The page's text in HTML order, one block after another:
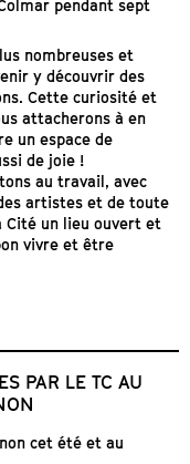
pendant sept
nombreuses et
y découvrir des
Cette curiosité et
attacherons à en
un espace de
de joie !
au travail, avec
artistes et de toute
Cité un lieu ouvert et
vivre et être
PAR LE TC AU
cet été et au